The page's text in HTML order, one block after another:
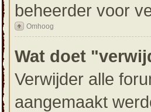
beheerder voor
Omhoog
Wat doet
Verwijder alle
aangemaakt